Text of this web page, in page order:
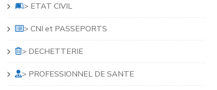
> ETAT CIVIL
> CNI et PASSEPORTS
> DECHETTERIE
> PROFESSIONNEL DE SANTE